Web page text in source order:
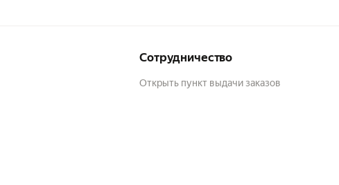
Сотрудничество
Открыть пункт выдачи заказов